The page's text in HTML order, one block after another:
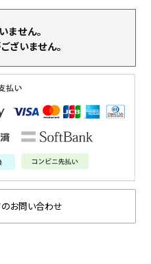
ません。
ざいません。
お問い合わせ